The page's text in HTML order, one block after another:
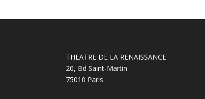
THEATRE DE LA RENAISSANCE
20, Bd Saint-Martin
75010 Paris